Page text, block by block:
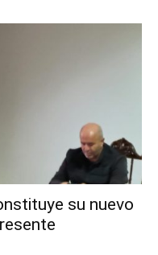
su nuevo